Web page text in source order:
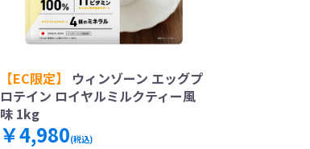
【EC限定】
ウィンゾーン エッグプ
ロテイン ロイヤルミルクティー風
味 1kg
￥4,980(税込)